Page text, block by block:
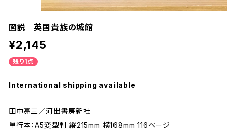
図説 英国貴族の城館
¥2,145
残り1点
International shipping available
田中亮三／河出書房新社
単行本：A5変型判 縦215mm 横168mm 116ページ